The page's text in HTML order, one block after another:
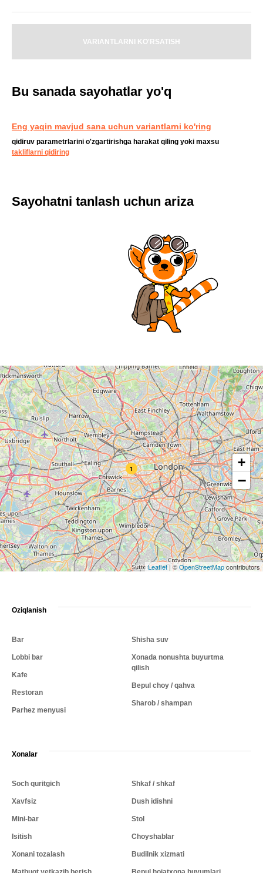
VARIANTLARNI KO'RSATISH
Bu sanada sayohatlar yo'q
Eng yaqin mavjud sana uchun variantlarni ko'ring
qidiruv parametrlarini o'zgartirishga harakat qiling yoki maxsu
takliflarni qidiring
Sayohatni tanlash uchun ariza
1 +
−
Leaflet|©OpenStreetMapcontributors
Oziqlanish
Bar
Lobbi bar
Kafe
Restoran
Parhez menyusi
Shisha suv
Xonada nonushta buyurtma
qilish
Bepul choy / qahva
Sharob / shampan
Xonalar
Soch quritgich
Xavfsiz
Mini-bar
Isitish
Xonani tozalash
Shkaf / shkaf
Dush idishni
Stol
Choyshablar
Budilnik xizmati